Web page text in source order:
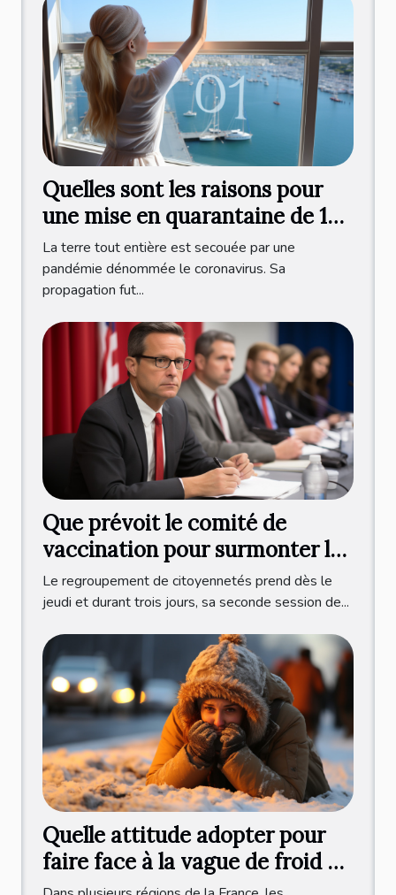
Quelles sont les raisons pour
une mise en quarantaine de 10
jours après le test ?
La terre tout entière est secouée par une
pandémie dénommée le coronavirus. Sa
propagation fut...
Que prévoit le comité de
vaccination pour surmonter la
crise sanitaire ?
Le regroupement de citoyennetés prend dès le
jeudi et durant trois jours, sa seconde session de...
Quelle attitude adopter pour
faire face à la vague de froid en
France ?